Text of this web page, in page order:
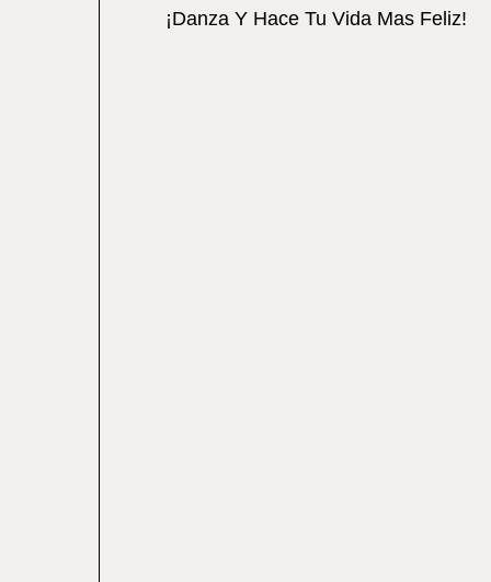
¡Danza Y Hace Tu Vida Mas Feliz!